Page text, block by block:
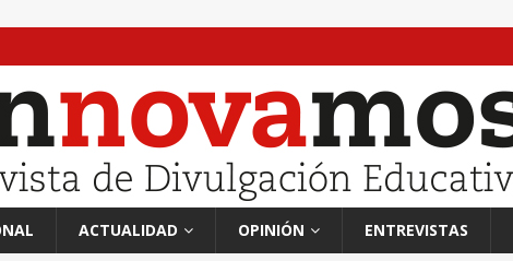
ACTUALIDAD OPINIÓN ENTREVISTAS